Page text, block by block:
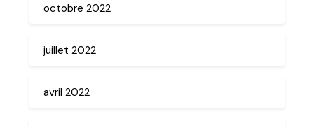
octobre 2022
juillet 2022
avril 2022